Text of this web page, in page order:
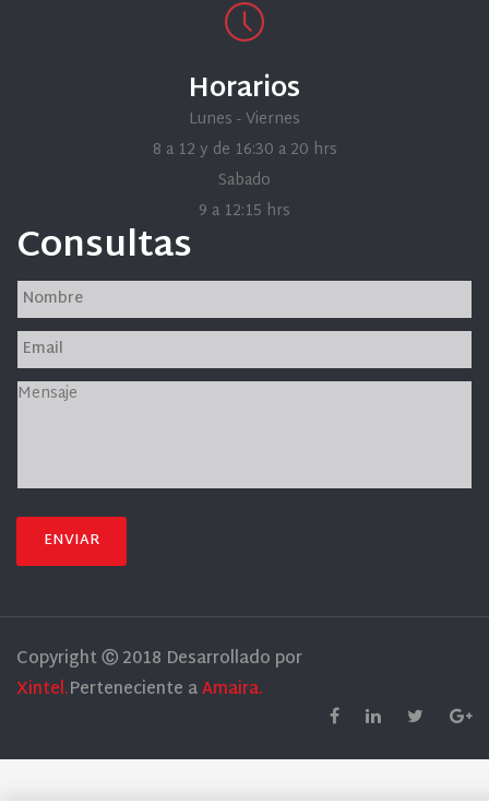
Horarios
Lunes - Viernes
8 a 12 y de 16:30 a 20 hrs
Sabado
9 a 12:15 hrs
Consultas
ENVIAR
Copyright Ⓒ 2018 Desarrollado por
Xintel.Perteneciente aAmaira.